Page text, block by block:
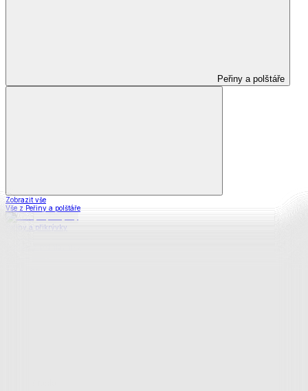
Peřiny a polštáře
Zobrazit vše
Vše z Peřiny a polštáře
Peřiny a přikrývky